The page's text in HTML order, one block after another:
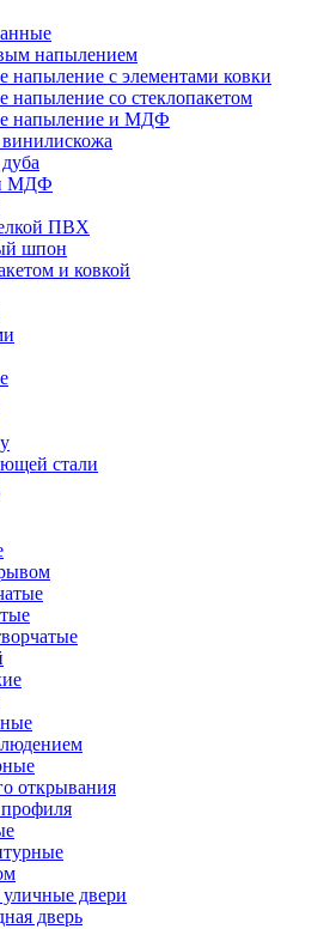
напылением
напыление с элементами ковки
напыление со стеклопакетом
напыление и МДФ
МДФ
ПВХ
шпон
и ковкой
стали
открывания
двери
дверь